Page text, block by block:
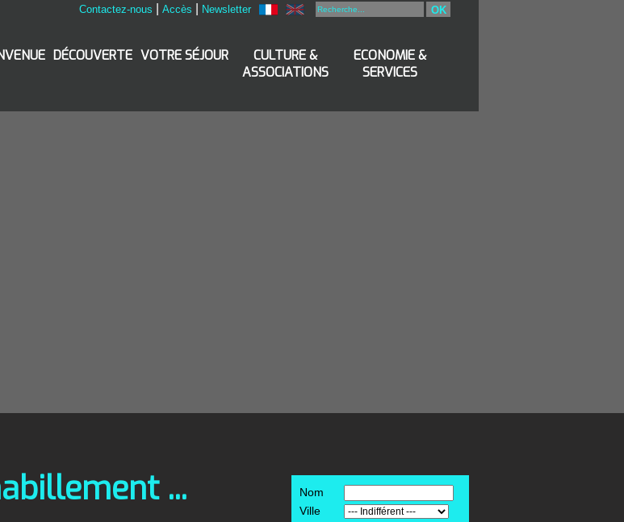
Contactez-nous Accès Newsletter OK
DÉCOUVERTE VOTRE SÉJOUR
CULTURE &
ASSOCIATIONS
ECONOMIE &
SERVICES
Nom
Ville
...